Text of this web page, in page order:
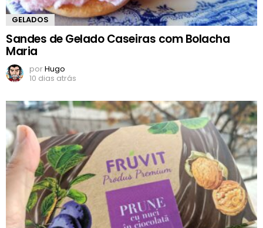
GELADOS
Sandes de Gelado Caseiras com Bolacha
Maria
porHugo
10 dias atrás